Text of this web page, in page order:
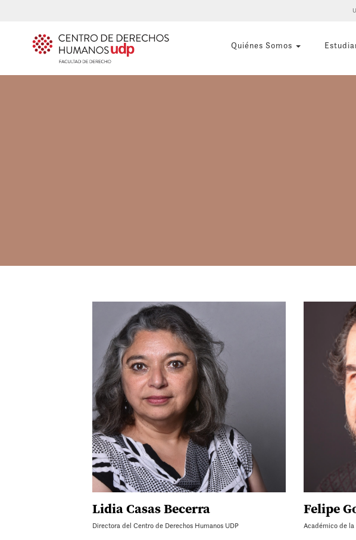
Quiénes Somos
Lidia Casas Becerra
Directora del Centro de Derechos Humanos UDP
Felipe
Académico de la